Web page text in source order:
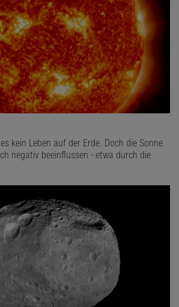
kein Leben auf der Erde. Doch die Sonne
negativ beeinflussen - etwa durch die